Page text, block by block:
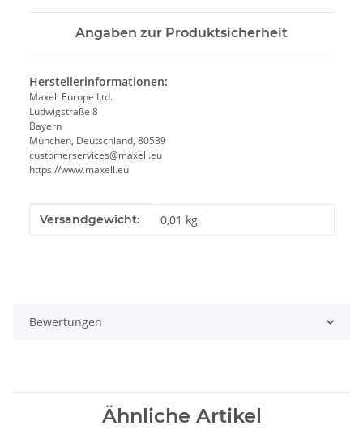
Angaben zur Produktsicherheit
Herstellerinformationen:
Maxell Europe Ltd.
Ludwigstraße 8
Bayern
München, Deutschland, 80539
customerservices@maxell.eu
https://www.maxell.eu
Produkteigenschaft
Wert
Versandgewicht: 0,01 kg
Bewertungen
Ähnliche Artikel